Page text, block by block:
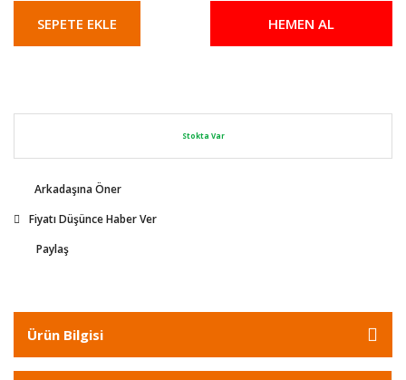
SEPETE EKLE HEMEN AL
Stokta Var
Arkadaşına Öner
Fiyatı Düşünce Haber Ver
Paylaş
Ürün Bilgisi